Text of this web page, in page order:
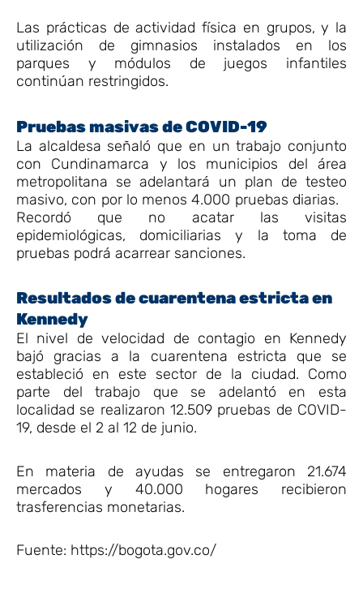
Las prácticas de actividad física en grupos, y la
utilización de gimnasios instalados en los
parques y módulos de juegos infantiles
continúan restringidos.
Pruebas masivas de COVID-19
La alcaldesa señaló que en un trabajo conjunto
con Cundinamarca y los municipios del área
metropolitana se adelantará un plan de testeo
masivo, con por lo menos 4.000 pruebas diarias.
Recordó que no acatar las visitas
epidemiológicas, domiciliarias y la toma de
pruebas podrá acarrear sanciones.
Resultados de cuarentena estricta en
Kennedy
El nivel de velocidad de contagio en Kennedy
bajó gracias a la cuarentena estricta que se
estableció en este sector de la ciudad. Como
parte del trabajo que se adelantó en esta
localidad se realizaron 12.509 pruebas de COVID-
19, desde el 2 al 12 de junio.
En materia de ayudas se entregaron 21.674
mercados y 40.000 hogares recibieron
trasferencias monetarias.
Fuente: https://bogota.gov.co/